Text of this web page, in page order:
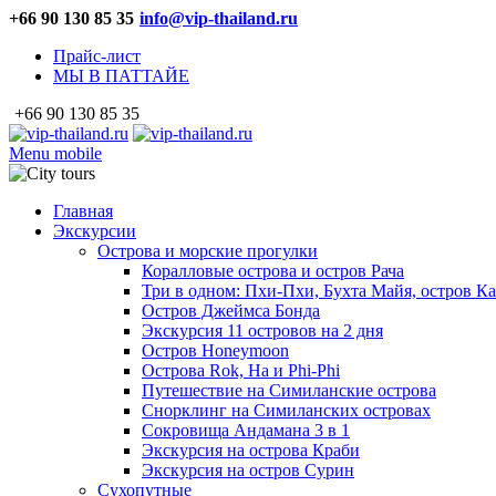
+66 90 130 85 35 info@vip-thailand.ru
Прайс-лист
МЫ В ПАТТАЙЕ
+66 90 130 85 35
Menu mobile
Главная
Экскурсии
Острова и морские прогулки
Коралловые острова и остров Рача
Три в одном: Пхи-Пхи, Бухта Майя, остров
Остров Джеймса Бонда
Экскурсия 11 островов на 2 дня
Остров Honeymoon
Острова Rok, Ha и Phi-Phi
Путешествие на Симиланские острова
Снорклинг на Симиланских островах
Сокровища Андамана 3 в 1
Экскурсия на острова Краби
Экскурсия на остров Сурин
Сухопутные